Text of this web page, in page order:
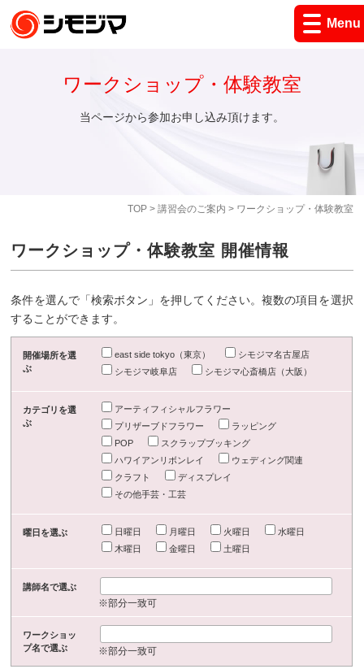
Menu
TOP> 講習会のご案内 > ワークショップ・体験教室
ワークショップ・体験教室
当ページから参加お申し込み頂けます。
ワークショップ・体験教室 開催情報
条件を選んで「検索ボタン」を押してください。複数の項目を選択
することができます。
開催場所を選
ぶ
east side tokyo（東京）
シモジマ名古屋店
シモジマ岐阜店
シモジマ心斎橋店（大阪）
カテゴリを選
ぶ
アーティフィシャルフラワー
プリザーブドフラワー
ラッピング
POP
スクラップブッキング
ハワイアンリボンレイ
ウェディング関連
クラフト
ディスプレイ
その他手芸・工芸
曜日を選ぶ 日曜日 月曜日 火曜日
水曜日
木曜日
金曜日 土曜日
講師名で選ぶ
※部分一致可
ワークショッ
プ名で選ぶ
※部分一致可